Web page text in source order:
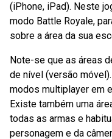
(iPhone, iPad). Neste
modo Battle Royale,
sobre a área da sua
Note-se que as áreas
de nível (versão
modos multiplayer em
Existe também uma
todas as armas e
personagem e da